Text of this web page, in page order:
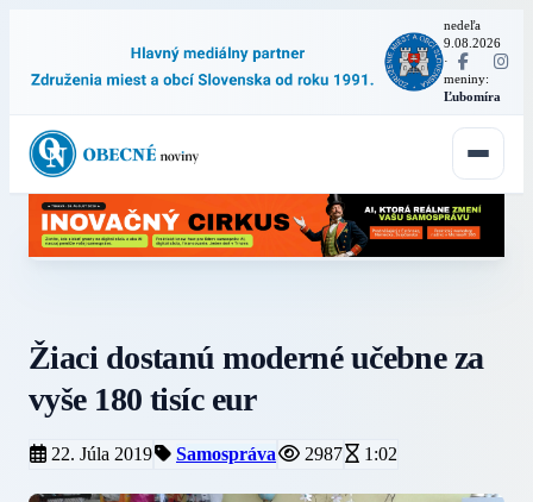
nedeľa
9.08.2026
·
meniny:
Ľubomíra
Žiaci dostanú moderné učebne za
vyše 180 tisíc eur
22. Júla 2019 Samospráva 2987 1:02